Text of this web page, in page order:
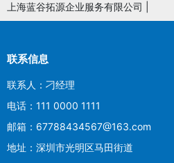
上海蓝谷拓源企业服务有限公司
联系信息
联系人：刁经理
电话：111 0000 1111
邮箱：67788434567@163.com
地址：深圳市光明区马田街道